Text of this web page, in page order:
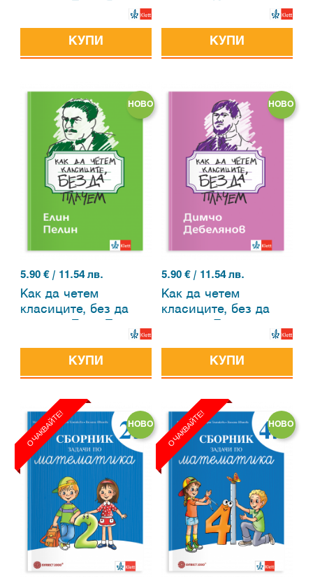
КУПИ
КУПИ
НОВО
5.90 € / 11.54 лв.
Как да четем
класиците, без да
КУПИ
НОВО
5.90€ / 11.54 лв.
Как да четем
класиците, без да
КУПИ
ОЧАКВАЙТЕ! НОВО ОЧАКВАЙТЕ! НОВО